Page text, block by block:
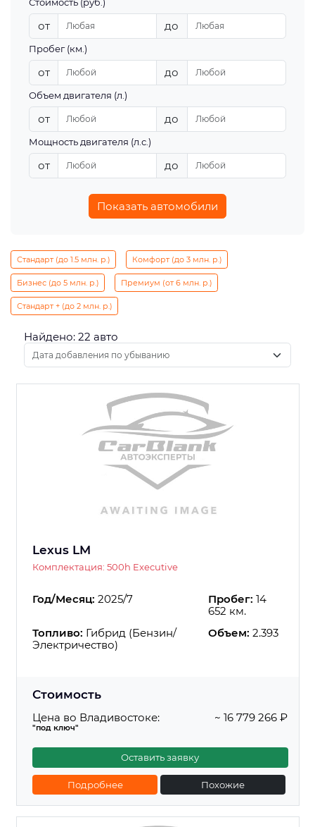
от до
Пробег (км.)
от до
Объем двигателя (л.)
от до
Мощность двигателя (л.с.)
от до
Показать автомобили
Стандарт (до 1.5 млн. р.) Комфорт (до 3 млн. р.)
Бизнес (до 5 млн. р.) Премиум (от 6 млн. р.)
Стандарт + (до 2 млн. р.)
Найдено: 22 авто
Lexus LM
Комплектация: 500h Executive
Год/Месяц: 2025/7 Пробег: 14
652 км.
Топливо: Гибрид (Бензин/
Электричество)
Объем: 2.393
Стоимость
Цена во Владивостоке:
"под ключ"
~ 16 779 266 ₽
Оставить заявку
Подробнее Похожие